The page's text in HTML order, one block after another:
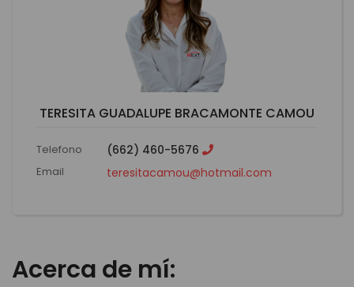
TERESITA GUADALUPE BRACAMONTE CAMOU
Telefono (662) 460-5676
Email teresitacamou@hotmail.com
Acerca de mí: